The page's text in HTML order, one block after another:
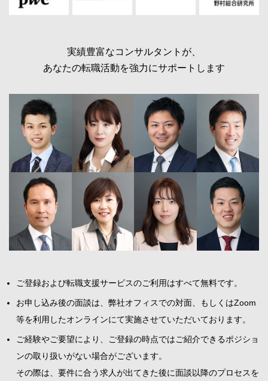
実績豊富なコンサルタントが、
あなたの転職活動を強力にサポートします
ご登録および転職支援サービスのご利用はすべて無料です。
お申し込み後の面談は、弊社オフィスでの対面、もしくはZoom
等を利用したオンラインにて実施させていただいております。
ご経験やご要望により、ご登録の時点ではご紹介できるポジショ
ンの取り扱いがない場合がございます。
その際は、要件に合う求人が出てきた後に面談以降のプロセスを